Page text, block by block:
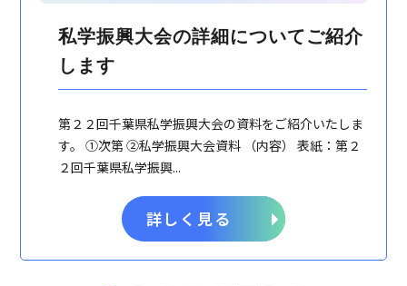
私学振興大会の詳細についてご紹介
します
第２２回千葉県私学振興大会の資料をご紹介いたしま
す。 ①次第 ②私学振興大会資料 （内容） 表紙：第２
２回千葉県私学振興...
詳しく見る